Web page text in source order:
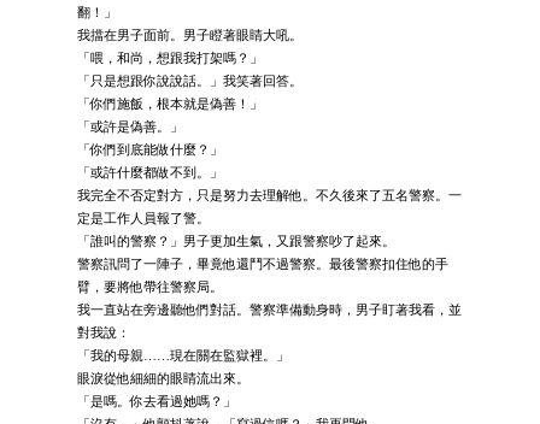
翻！」
我擋在男子面前。男子瞪著眼睛大吼。
「喂，和尚，想跟我打架嗎？」
「只是想跟你說說話。」我笑著回答。
「你們施飯，根本就是偽善！」
「或許是偽善。」
「你們到底能做什麼？」
「或許什麼都做不到。」
我完全不否定對方，只是努力去理解他。不久後來了五名警察。一
定是工作人員報了警。
「誰叫的警察？」男子更加生氣，又跟警察吵了起來。
警察訊問了一陣子，畢竟他還鬥不過警察。最後警察扣住他的手
臂，要將他帶往警察局。
我一直站在旁邊聽他們對話。警察準備動身時，男子盯著我看，並
對我說：
「我的母親……現在關在監獄裡。」
眼淚從他細細的眼睛流出來。
「是嗎。你去看過她嗎？」